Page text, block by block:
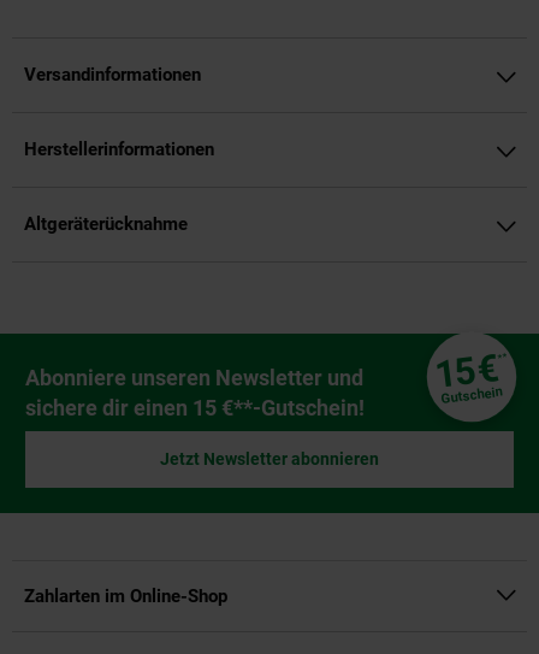
Versandinformationen
Herstellerinformationen
Altgeräterücknahme
Newsletter Anmeldung
Abonniere unseren Newsletter und
sichere dir einen 15 €**-Gutschein!
15€**
Gutschein
Jetzt Newsletter abonnieren
Zahlarten im Online-Shop